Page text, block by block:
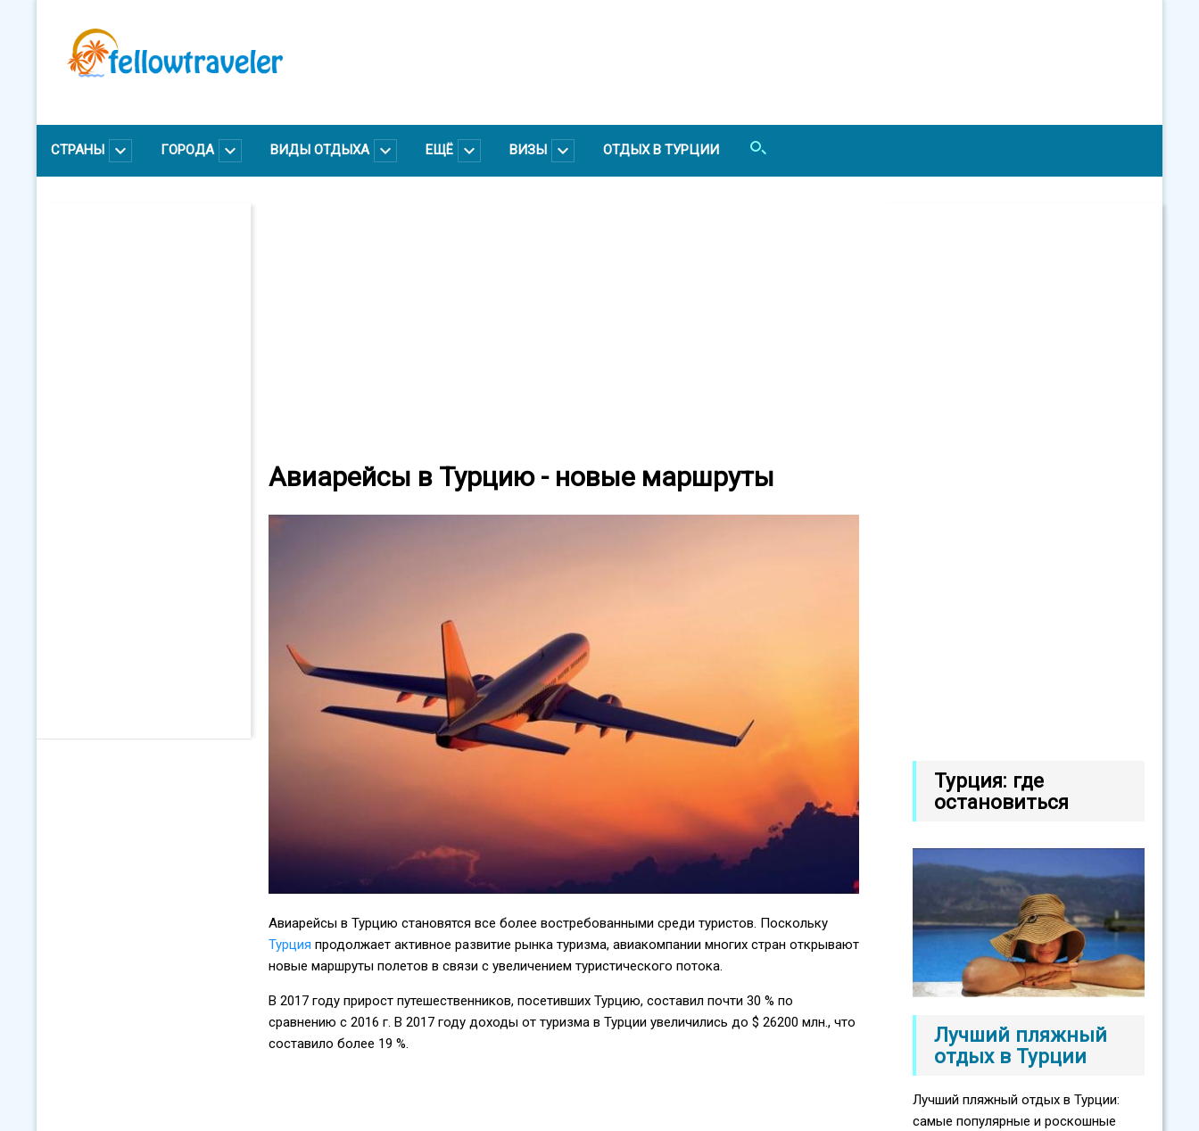
содержанию
СТРАНЫ ГОРОДА ВИДЫ ОТДЫХА ЕЩЁ ВИЗЫ ОТДЫХ В ТУРЦИИ
Авиарейсы в Турцию - новые маршруты
Авиарейсы в Турцию становятся все более востребованными среди туристов. Поскольку
Турция продолжает активное развитие рынка туризма, авиакомпании многих стран открывают
новые маршруты полетов в связи с увеличением туристического потока.
В 2017 году прирост путешественников, посетивших Турцию, составил почти 30 % по
сравнению с 2016 г. В 2017 году доходы от туризма в Турции увеличились до $ 26200 млн., что
составило более 19 %.
Турция: где
остановиться
Лучший пляжный
отдых в Турции
Лучший пляжный отдых в Турции:
самые популярные и роскошные